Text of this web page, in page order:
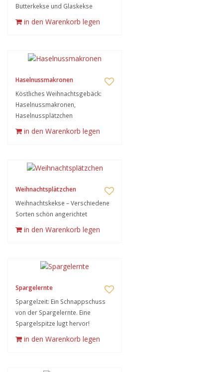
Butterkekse und Glaskekse
in den Warenkorb legen
Haselnussmakronen
Köstliches Weihnachtsgebäck:
Haselnussmakronen,
Haselnussplätzchen
in den Warenkorb legen
Weihnachtsplätzchen
Weihnachtskekse – Verschiedene
Sorten schön angerichtet
in den Warenkorb legen
Spargelernte
Spargelzeit: Ein Schnappschuss
von der Spargelernte. Eine
Spargelspitze lugt hervor!
in den Warenkorb legen